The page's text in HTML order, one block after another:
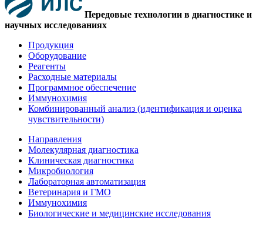
Передовые технологии в диагностике и
научных исследованиях
Продукция
Оборудование
Реагенты
Расходные материалы
Программное обеспечение
Иммунохимия
Комбинированный анализ (идентификация и оценка
чувствительности)
Направления
Молекулярная диагностика
Клиническая диагностика
Микробиология
Лабораторная автоматизация
Ветеринария и ГМО
Иммунохимия
Биологические и медицинские исследования